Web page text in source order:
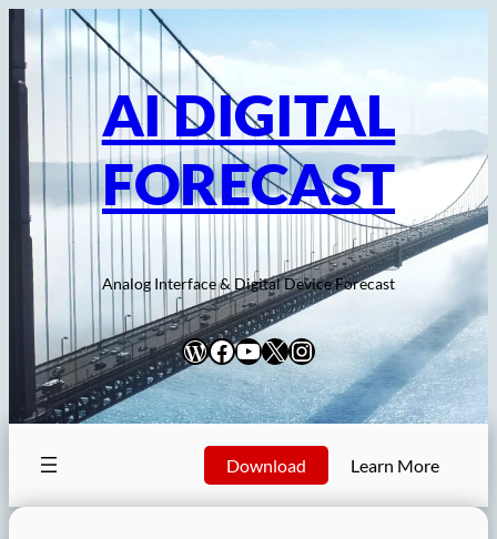
を
AI DIGITAL
FORECAST
Analog Interface & Digital Device Forecast
WordPress
Facebook
YouTube
X Instagram
Download Learn More